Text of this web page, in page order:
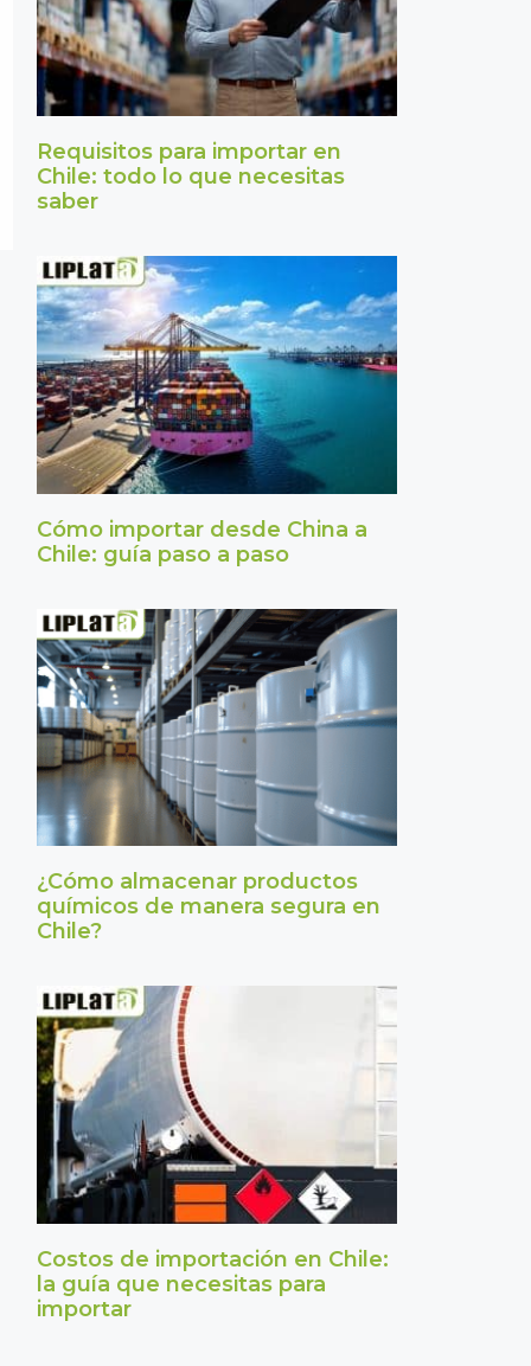
Requisitos para importar en
Chile: todo lo que necesitas
saber
Cómo importar desde China a
Chile: guía paso a paso
¿Cómo almacenar productos
químicos de manera segura en
Chile?
Costos de importación en Chile:
la guía que necesitas para
importar